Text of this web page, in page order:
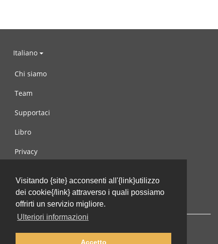
Visitando {site} acconsenti all'{link}utilizzo
dei cookie{/link} attraverso i quali possiamo
offrirti un servizio migliore.
Ulteriori informazioni
Accetto
Italiano
Chi siamo
Team
Supportaci
Libro
Privacy
Contattaci